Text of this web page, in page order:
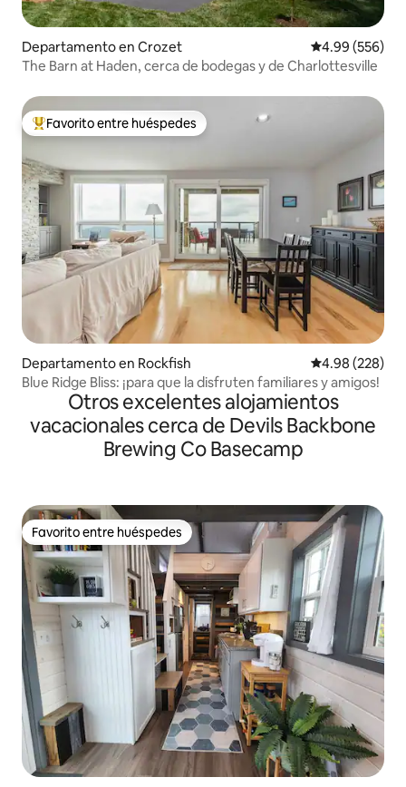
Departamento en Crozet Calificación
4.99 (556)
The Barn at Haden, cerca de bodegas y de Charlottesville
De los mejores en Favorito entre huéspedes
Favorito entre huéspedes
Departamento en Rockfish Calificación
4.98 (228)
Blue Ridge Bliss: ¡para que la disfruten familiares y amigos!
Otros excelentes alojamientos
vacacionales cerca de Devils Backbone
Brewing Co Basecamp
Favorito entre huéspedes
Favorito entre huéspedes